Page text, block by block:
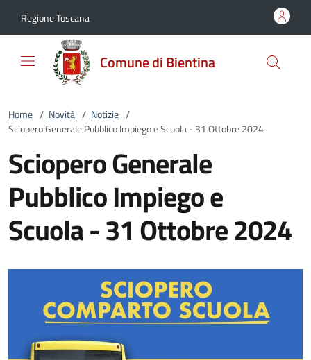
Regione Toscana
Comune di Bientina
Home / Novità / Notizie /
Sciopero Generale Pubblico Impiego e Scuola - 31 Ottobre 2024
Sciopero Generale
Pubblico Impiego e
Scuola - 31 Ottobre 2024